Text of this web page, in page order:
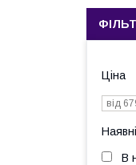
Ціна
В